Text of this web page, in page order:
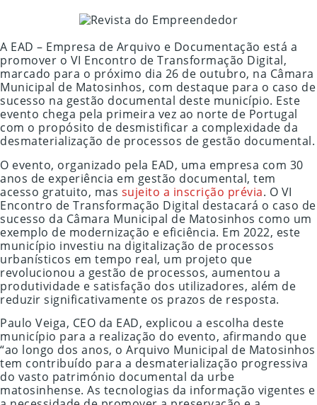
A EAD – Empresa de Arquivo e Documentação está a
promover o VI Encontro de Transformação Digital,
marcado para o próximo dia 26 de outubro, na Câmara
Municipal de Matosinhos, com destaque para o caso de
sucesso na gestão documental deste município. Este
evento chega pela primeira vez ao norte de Portugal
com o propósito de desmistificar a complexidade da
desmaterialização de processos de gestão documental.
O evento, organizado pela EAD, uma empresa com 30
anos de experiência em gestão documental, tem
acesso gratuito, mas sujeito a inscrição prévia. O VI
Encontro de Transformação Digital destacará o caso de
sucesso da Câmara Municipal de Matosinhos como um
exemplo de modernização e eficiência. Em 2022, este
município investiu na digitalização de processos
urbanísticos em tempo real, um projeto que
revolucionou a gestão de processos, aumentou a
produtividade e satisfação dos utilizadores, além de
reduzir significativamente os prazos de resposta.
Paulo Veiga, CEO da EAD, explicou a escolha deste
município para a realização do evento, afirmando que
“ao longo dos anos, o Arquivo Municipal de Matosinhos
tem contribuído para a desmaterialização progressiva
do vasto património documental da urbe
matosinhense. As tecnologias da informação vigentes e